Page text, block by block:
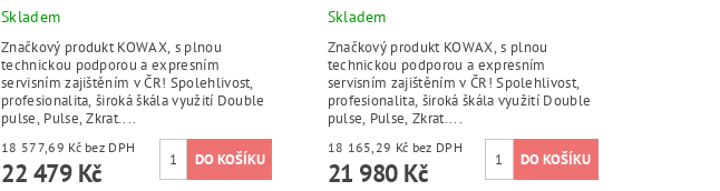
Skladem
Značkový produkt KOWAX, s plnou
technickou podporou a expresním
servisním zajištěním v ČR! Spolehlivost,
profesionalita, široká škála využití Double
pulse, Pulse, Zkrat....
18 577,69 Kč bez DPH
22 479 Kč
Skladem
Značkový produkt KOWAX, s plnou
technickou podporou a expresním
servisním zajištěním v ČR! Spolehlivost,
profesionalita, široká škála využití Double
pulse, Pulse, Zkrat....
18 165,29 Kč bez DPH
21 980 Kč